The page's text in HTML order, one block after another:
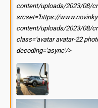
content/uploads/2023/08/
srcset='https://
content/uploads/2023/08/
class='avatar avatar-22
decoding='async'/>